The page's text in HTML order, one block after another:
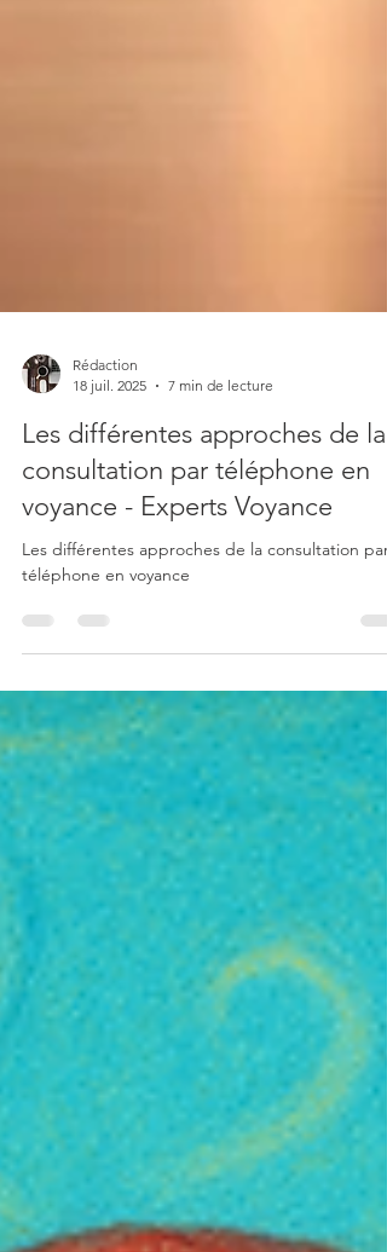
Rédaction
18 juil. 2025
7 min de lecture
Les différentes approches de la
consultation par téléphone en
voyance - Experts Voyance
téléphone en voyance